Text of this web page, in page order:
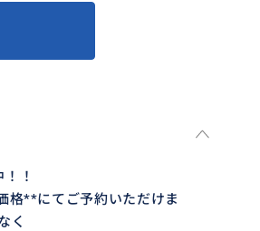
！
格**にてご予約いただけま
く